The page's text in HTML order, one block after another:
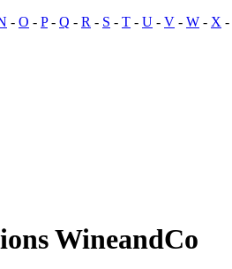
- O - P- Q - R - S - T - U - V - W - X -
WineandCo